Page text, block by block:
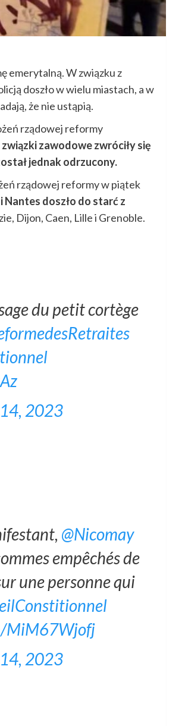
emerytalną. W związku z
doszło w wielu miastach, a w
że nie ustąpią.
rządowej reformy
zawodowe zwróciły się
jednak odrzucony.
rządowej reformy w piątek
Nantes doszło do starć z
Dijon, Caen, Lille i Grenoble.
du petit cortège
2023
@Nicomay
empêchés de
une personne qui
MiM67Wjofj
2023